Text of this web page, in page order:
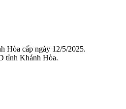
Hòa cấp ngày 12/5/2025.
tỉnh Khánh Hòa.